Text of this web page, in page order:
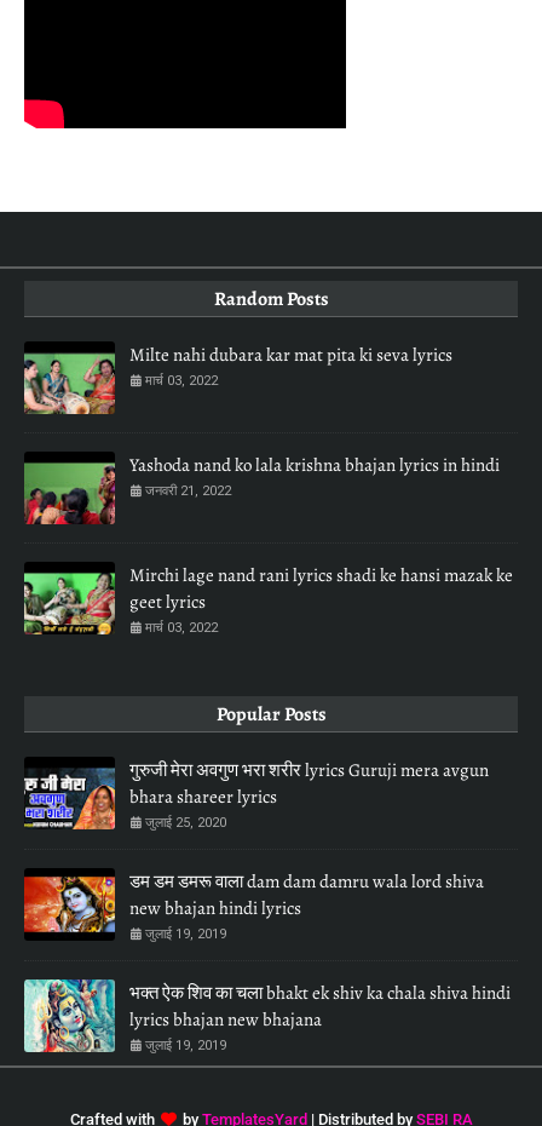
Random Posts
Milte nahi dubara kar mat pita ki seva lyrics
मार्च 03, 2022
Yashoda nand ko lala krishna bhajan lyrics in hindi
जनवरी 21, 2022
Mirchi lage nand rani lyrics shadi ke hansi mazak ke
geet lyrics
मार्च 03, 2022
Popular Posts
गुरुजी मेरा अवगुण भरा शरीर lyrics Guruji mera avgun
bhara shareer lyrics
जुलाई 25, 2020
डम डम डमरू वाला dam dam damru wala lord shiva
new bhajan hindi lyrics
जुलाई 19, 2019
भक्त ऐक शिव का चला bhakt ek shiv ka chala shiva hindi
lyrics bhajan new bhajana
जुलाई 19, 2019
Crafted with byTemplatesYard | Distributed bySEBI RA